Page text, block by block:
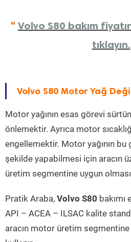
" Volvo S80 bakım
tıklayın.
Volvo S80 Motor Yağ
Motor yağının esas görevi
önlemektir. Ayrıca motor
engellemektir. Motor yağının
şekilde yapabilmesi için aracın
üretim segmentine uygun
Pratik Araba, Volvo S80 bakımı
API – ACEA – ILSAC kalite
aracın motor üretim